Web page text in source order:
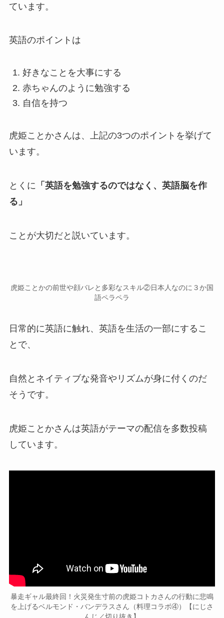
ています。
英語のポイントは
好きなことを大事にする
赤ちゃんのように勉強する
自信を持つ
虎姫ことかさんは、上記の3つのポイントを挙げて
います。
とくに 「英語を勉強するのではなく、英語脳を作
る」
ことが大切だと説いています。
虎姫ことかの前世や顔バレと多彩なスキル②日本人なのに３か国
語ペラペラ
日常的に英語に触れ、 英語を生活の一部にするこ
とで、
自然とネイティブな発音やリズムが身に付くのだ
そうです。
虎姫ことかさんは英語がテーマの配信を多数投稿
しています。
暴走ギャル最終回！火災発生寸前の虎姫コトカさんの行動に悲鳴
を上げるベルモンド・バンデラスさん（料理コラボ④）【にじさ